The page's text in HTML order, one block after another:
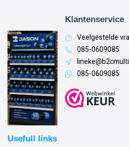
Klantenservice
Veelgestelde
085-0609085
085-0609085
Usefull links